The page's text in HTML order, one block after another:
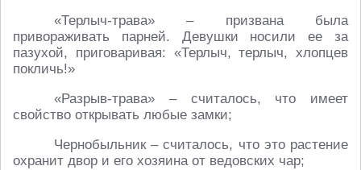
«Терлыч-трава» – призвана была
привораживать парней. Девушки носили ее за
пазухой, приговаривая: «Терлыч, терлыч, хлопцев
покличь!»
«Разрыв-трава» – считалось, что имеет
свойство открывать любые замки;
Чернобыльник – считалось, что это растение
охранит двор и его хозяина от ведовских чар;